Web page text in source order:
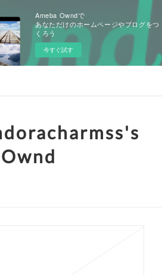
Ameba Owndで
あなただけのホームページやブログをつ
くろう
今すぐ試す
Ownd